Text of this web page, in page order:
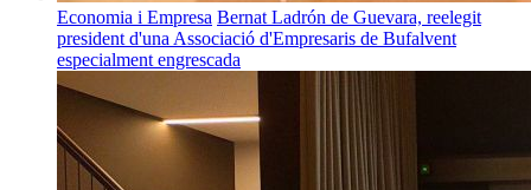
Economia i Empresa Bernat Ladrón de Guevara, reelegit
president d'una Associació d'Empresaris de Bufalvent
especialment engrescada